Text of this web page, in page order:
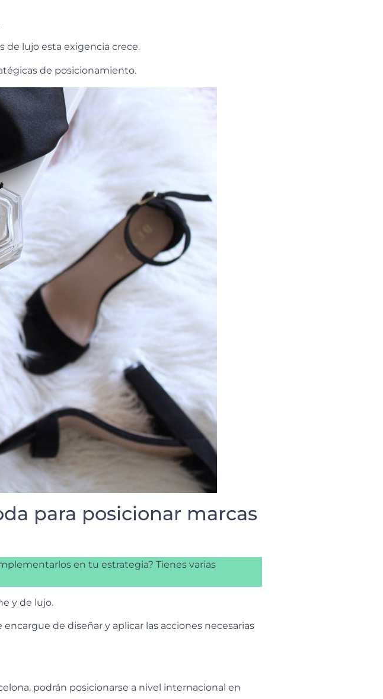
de lujo esta exigencia crece.
de posicionamiento.
para posicionar marcas
en tu estrategia? Tienes varias
y de lujo.
de diseñar y aplicar las acciones necesarias
podrán posicionarse a nivel internacional en